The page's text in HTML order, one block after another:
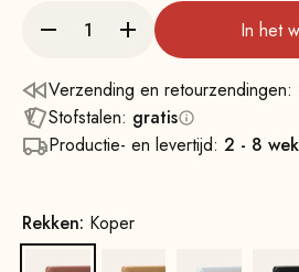
In het
Verzending en retourzendingen:
Stofstalen: gratis
Productie- en levertijd: 2 - 8
Rekken: Koper